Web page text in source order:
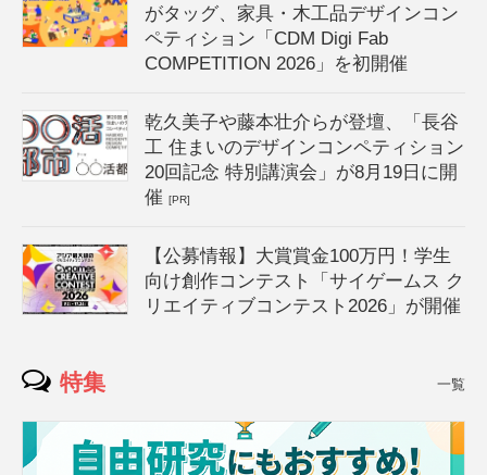
がタッグ、家具・木工品デザインコン
ペティション「CDM Digi Fab
COMPETITION 2026」を初開催
乾久美子や藤本壮介らが登壇、「長谷
工 住まいのデザインコンペティション
20回記念 特別講演会」が8月19日に開
催[PR]
【公募情報】大賞賞金100万円！学生
向け創作コンテスト「サイゲームス ク
リエイティブコンテスト2026」が開催
特集 一覧